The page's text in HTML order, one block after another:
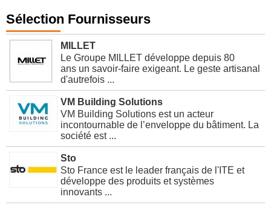
Sélection Fournisseurs
MILLET
Le Groupe MILLET développe depuis 80
ans un savoir-faire exigeant. Le geste artisanal
d'autrefois ...
VM Building Solutions
VM Building Solutions est un acteur
incontournable de l’enveloppe du bâtiment. La
société est ...
Sto
Sto France est le leader français de l'ITE et
développe des produits et systèmes
innovants ...